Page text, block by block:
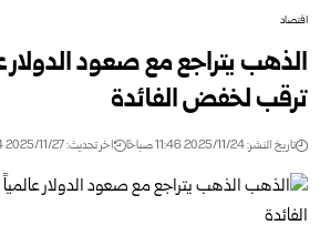
اقتصاد
الذهب يتراجع مع صعود
ترقب لخفض الفائدة
تاريخ النشر: 2025/11/24 11:46 صباحًا اخر تحديث: 2025/11/27 10:54 مساءً